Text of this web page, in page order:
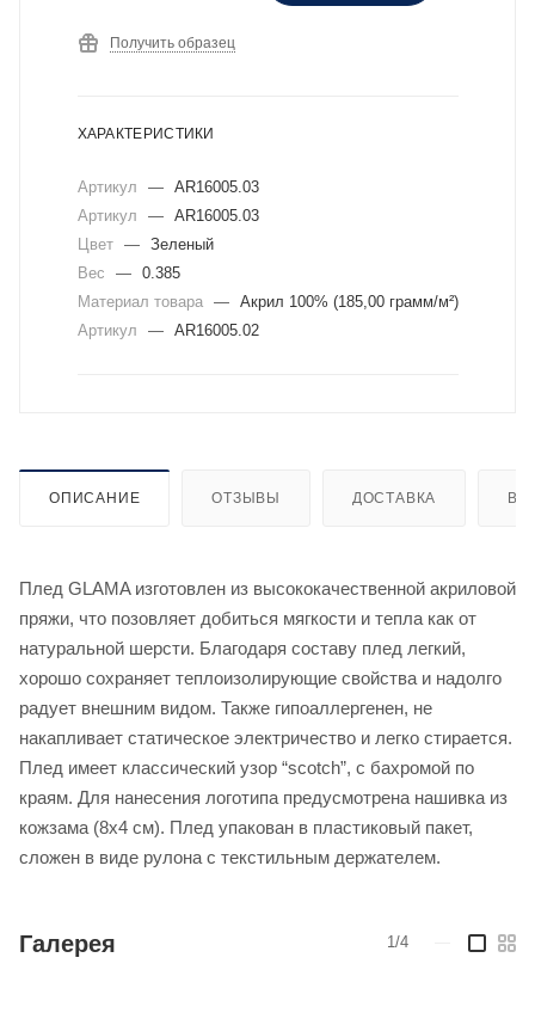
Получить образец
ХАРАКТЕРИСТИКИ
Артикул —
AR16005.03
Артикул
—
AR16005.03
Цвет —
Зеленый
Вес
—
0.385
Материал товара —
Акрил 100% (185,00 грамм/м²)
Артикул
— AR16005.02
ОПИСАНИЕ ОТЗЫВЫ ДОСТАВКА
Плед GLAMA изготовлен из высококачественной акриловой
пряжи, что позовляет добиться мягкости и тепла как от
натуральной шерсти. Благодаря составу плед легкий,
хорошо сохраняет теплоизолирующие свойства и надолго
радует внешним видом. Также гипоаллергенен, не
накапливает статическое электричество и легко стирается.
Плед имеет классический узор “scotch”, с бахромой по
краям. Для нанесения логотипа предусмотрена нашивка из
кожзама (8x4 см). Плед упакован в пластиковый пакет,
сложен в виде рулона с текстильным держателем.
Галерея 1/4